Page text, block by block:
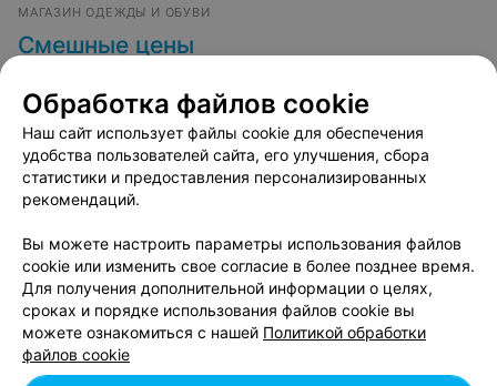
МАГАЗИН ОДЕЖДЫ И ОБУВИ
Смешные цены
Все адреса
ТОРГОВЫЙ ЦЕНТР
На Голодеда
Минск, ул. Голодеда, 15 до 20:00
ШОУ-РУМ
Dofamine
Обработка файлов cookie
Наш сайт использует файлы cookie для обеспечения
удобства пользователей сайта, его улучшения, сбора
статистики и предоставления персонализированных
рекомендаций.
Вы можете настроить параметры использования файлов
cookie или изменить свое согласие в более позднее время.
Для получения дополнительной информации о целях,
сроках и порядке использования файлов cookie вы
можете ознакомиться с нашей Политикой обработки
файлов cookie